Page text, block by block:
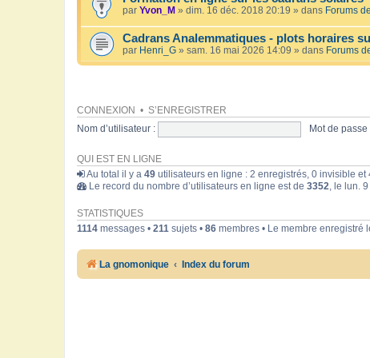
par Yvon_M » dim. 16 déc. 2018 20:19 » dans Forums
Cadrans Analemmatiques - plots horaires
par Henri_G » sam. 16 mai 2026 14:09 » dans Forums
CONNEXION • S’ENREGISTRER
Nom d’utilisateur : Mot de passe
QUI EST EN LIGNE
Au total il y a 49 utilisateurs en ligne : 2 enregistrés, 0 invisible et
Le record du nombre d’utilisateurs en ligne est de 3352 , le lun.
STATISTIQUES
1114 messages • 211 sujets • 86 membres • Le membre enregistré
La gnomonique Index du forum